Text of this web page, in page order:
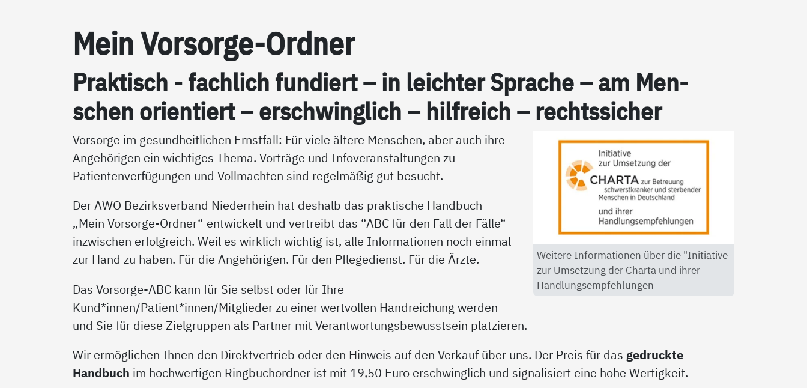
Mein Vor­sor­ge-Ord­ner
Prak­tisch - fach­lich fun­diert – in leich­ter Spra­che – am Men­
schen ori­en­tiert – er­schwing­lich – hil­f­reich – rechts­si­cher
Weitere Informationen über die "Initiative
zur Umsetzung der Charta und ihrer
Handlungsempfehlungen
Vorsorge im gesundheitlichen Ernstfall: Für viele ältere Menschen, aber auch ihre
Angehörigen ein wichtiges Thema. Vorträge und Infoveranstaltungen zu
Patientenverfügungen und Vollmachten sind regelmäßig gut besucht.
Der AWO Bezirksverband Niederrhein hat deshalb das praktische Handbuch
„Mein Vorsorge-Ordner“ entwickelt und vertreibt das “ABC für den Fall der Fälle“
inzwischen erfolgreich. Weil es wirklich wichtig ist, alle Informationen noch einmal
zur Hand zu haben. Für die Angehörigen. Für den Pflegedienst. Für die Ärzte.
Das Vorsorge-ABC kann für Sie selbst oder für Ihre
Kund*innen/Patient*innen/Mitglieder zu einer wertvollen Handreichung werden
und Sie für diese Zielgruppen als Partner mit Verantwortungsbewusstsein platzieren.
Wir ermöglichen Ihnen den Direktvertrieb oder den Hinweis auf den Verkauf über uns. Der Preis für das gedruckte
Handbuch im hochwertigen Ringbuchordner ist mit 19,50 Euro erschwinglich und signalisiert eine hohe Wertigkeit.